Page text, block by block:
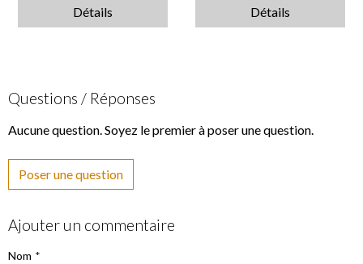
Détails Détails
Questions / Réponses
Aucune question. Soyez le premier à poser une question.
Poser une question
Ajouter un commentaire
Nom